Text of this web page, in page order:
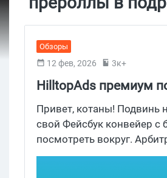
Обзоры
12 фев, 2026 3к+
HilltopAds премиум
рекламная сеть.
in page источника в
Привет, котаны! Подвинь
свой Фейсбук конвейер с
посмотреть вокруг.
не заканчивается на фб